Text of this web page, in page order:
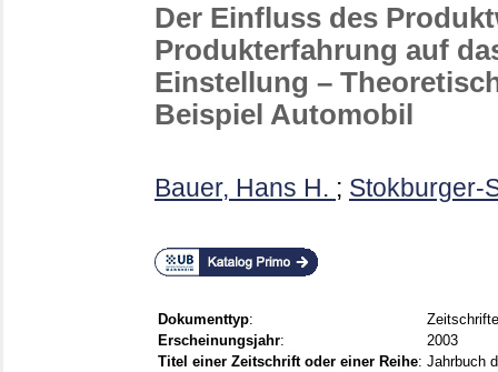
Der Einfluss des
Produkterfahrung auf
Einstellung –
Beispiel Automobil
Bauer, Hans H. ; Stokburger-
Dokumenttyp:
Erscheinungsjahr:
2003
Titel einer Zeitschrift oder einer Reihe: Jahrbuch